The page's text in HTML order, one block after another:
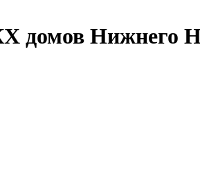
Нижнего